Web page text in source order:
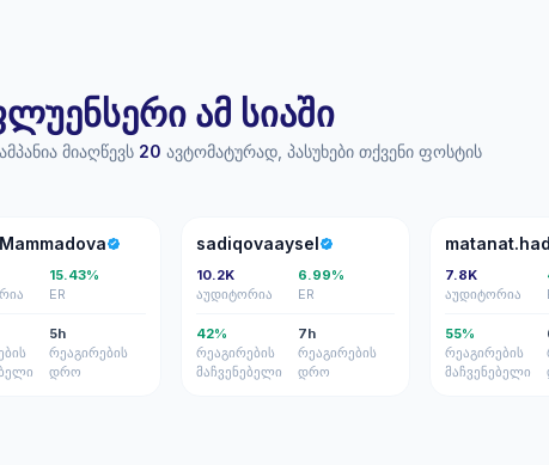
ამ სიაში
მიაღწევს 20 ავტომატურად, პასუხები თქვენი ფოსტის
15.43%
ER
5h
რეაგირების
დრო
S
sadiqovaaysel
10.2K
აუდიტორია
6.99%
ER
42%
რეაგირების
მაჩვენებელი
7h
რეაგირების
დრო
M
7.8K
აუდიტორია
55%
რეაგირების
მაჩვენებელი